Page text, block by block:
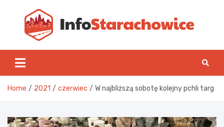
content
Home 2021 czerwiec W najbliższą sobotę kolejny pchli targ